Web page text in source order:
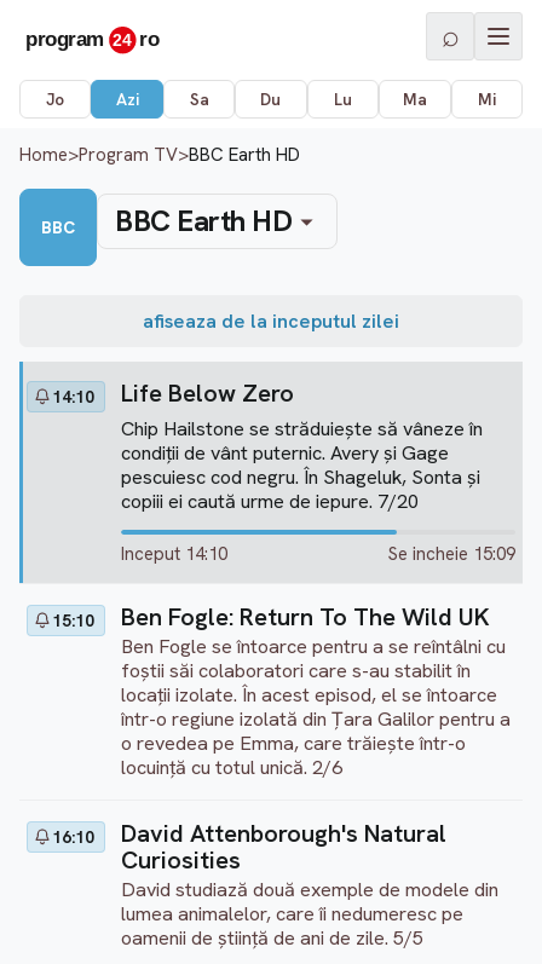
⌕
Jo Azi Sa Du Lu Ma Mi
Home>Program TV>BBC Earth HD
BBC BBC Earth HD
afiseaza de la inceputul zilei
14:10 Life Below Zero
Chip Hailstone se străduiește să vâneze în
condiții de vânt puternic. Avery și Gage
pescuiesc cod negru. În Shageluk, Sonta și
copiii ei caută urme de iepure. 7/20
Inceput 14:10 Se incheie 15:09
15:10 Ben Fogle: Return To The Wild UK
Ben Fogle se întoarce pentru a se reîntâlni cu
foștii săi colaboratori care s-au stabilit în
locații izolate. În acest episod, el se întoarce
într-o regiune izolată din Țara Galilor pentru a
o revedea pe Emma, care trăiește într-o
locuință cu totul unică. 2/6
16:10
David Attenborough's Natural
Curiosities
David studiază două exemple de modele din
lumea animalelor, care îi nedumeresc pe
oamenii de știință de ani de zile. 5/5